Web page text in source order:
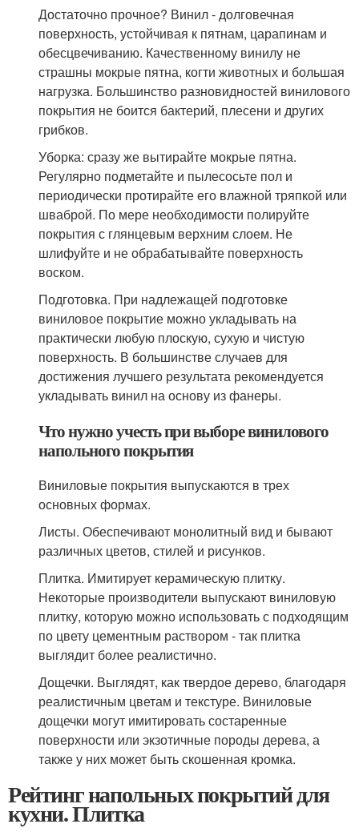
Достаточно прочное? Винил - долговечная
поверхность, устойчивая к пятнам, царапинам и
обесцвечиванию. Качественному винилу не
страшны мокрые пятна, когти животных и большая
нагрузка. Большинство разновидностей винилового
покрытия не боится бактерий, плесени и других
грибков.
Уборка: сразу же вытирайте мокрые пятна.
Регулярно подметайте и пылесосьте пол и
периодически протирайте его влажной тряпкой или
шваброй. По мере необходимости полируйте
покрытия с глянцевым верхним слоем. Не
шлифуйте и не обрабатывайте поверхность
воском.
Подготовка. При надлежащей подготовке
виниловое покрытие можно укладывать на
практически любую плоскую, сухую и чистую
поверхность. В большинстве случаев для
достижения лучшего результата рекомендуется
укладывать винил на основу из фанеры.
Что нужно учесть при выборе винилового
напольного покрытия
Виниловые покрытия выпускаются в трех
основных формах.
Листы. Обеспечивают монолитный вид и бывают
различных цветов, стилей и рисунков.
Плитка. Имитирует керамическую плитку.
Некоторые производители выпускают виниловую
плитку, которую можно использовать с подходящим
по цвету цементным раствором - так плитка
выглядит более реалистично.
Дощечки. Выглядят, как твердое дерево, благодаря
реалистичным цветам и текстуре. Виниловые
дощечки могут имитировать состаренные
поверхности или экзотичные породы дерева, а
также у них может быть скошенная кромка.
Рейтинг напольных покрытий для
кухни. Плитка